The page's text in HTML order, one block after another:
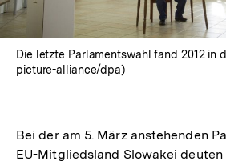
Die letzte Parlamentswahl fand 2012 in
picture-alliance/dpa)
Bei der am 5. März anstehenden
EU-Mitgliedsland Slowakei